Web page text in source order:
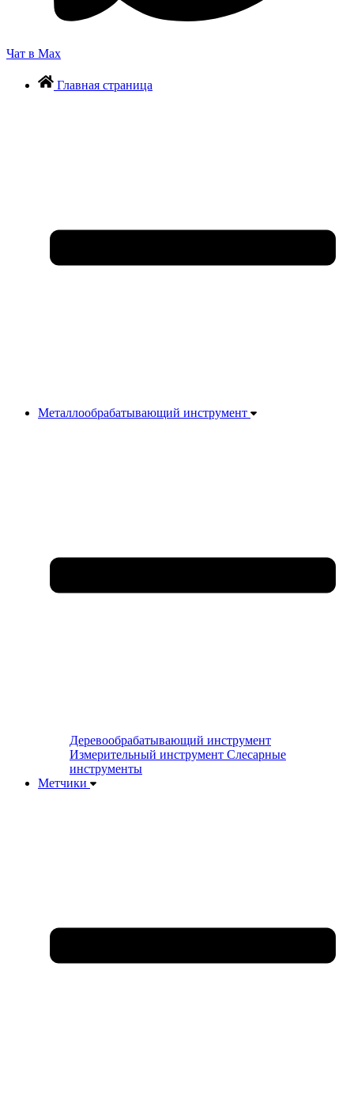
Чат в Max
Главная страница
Металлообрабатывающий инструмент
Деревообрабатывающий инструмент
Измерительный инструмент Слесарные
инструменты
Метчики